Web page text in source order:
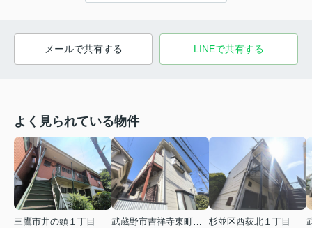
メールで共有する LINEで共有する
よく見られている物件
三鷹市井の頭１丁目
杉並区西荻北１丁目